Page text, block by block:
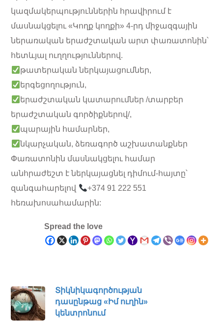
կազմակերպություններին հրավիրում է
մասնակցելու «Կողք կողքի» 4-րդ միջազգային
ներառական երաժշտական արտ փառատոնին՝
հետևյալ ուղղություններով.
թատերական ներկայացումներ,
երգեցողություն,
երաժշտական կատարումներ /տարբեր
երաժշտական գործիքներով/,
պարային համարներ,
նկարչական, ձեռագործ աշխատանքներ
Փառատոնին մասնակցելու համար
անհրաժեշտ է ներկայացնել դիմում-հայտը՝
զանգահարելով
+374 91 222 551
հեռախոսահամարին:
Spread the love
Տիկնիկագործության
դասընթաց «Իմ ուղին»
կենտրոնում